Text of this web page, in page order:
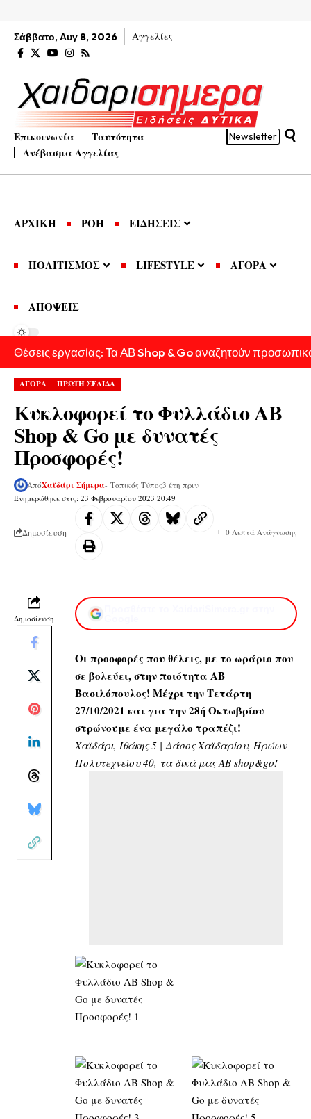
Σάββατο, Αυγ 8, 2026 Αγγελίες
Επικοινωνία
Ταυτότητα
Ανέβασμα Αγγελίας
Newsletter
ΑΡΧΙΚΗ ΡΟΗ ΕΙΔΗΣΕΙΣ
ΠΟΛΙΤΙΣΜΟΣ LIFESTYLE ΑΓΟΡΑ
ΑΠΟΨΕΙΣ
Θέσεις εργασίας: Τα ΑΒ Shop & Go αναζητούν
ΑΓΟΡΑ ΠΡΩΤΗ ΣΕΛΙΔΑ
Κυκλοφορεί το Φυλλάδιο ΑΒ
Shop & Go με δυνατές
Προσφορές!
Ενημερώθηκε στις: 23 Φεβρουαρίου 2023 20:49
ΑπόΧαϊδάρι Σήμερα- Τοπικός Τύπος3 έτη πριν
Δημοσίευση 0 Λεπτά Ανάγνωσης
Δημοσίευση
Οι προσφορές που θέλεις, με το ωράριο που
σε βολεύει, στην ποιότητα ΑΒ
Βασιλόπουλος! Μέχρι την Τετάρτη
27/10/2021 και για την 28ή Οκτωβρίου
στρώνουμε ένα μεγάλο τραπέζι!
Χαϊδάρι, Ιθάκης 5 | Δάσος Χαϊδαρίου, Ηρώων
Πολυτεχνείου 40, τα δικά μας ΑΒ shop&go!